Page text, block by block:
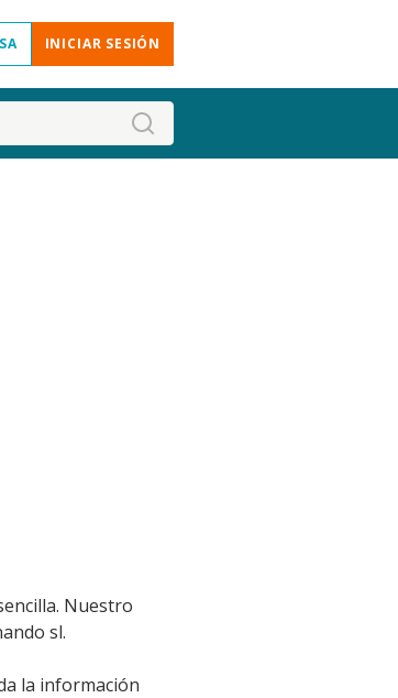
INICIAR SESIÓN
Nuestro
sl.
la información